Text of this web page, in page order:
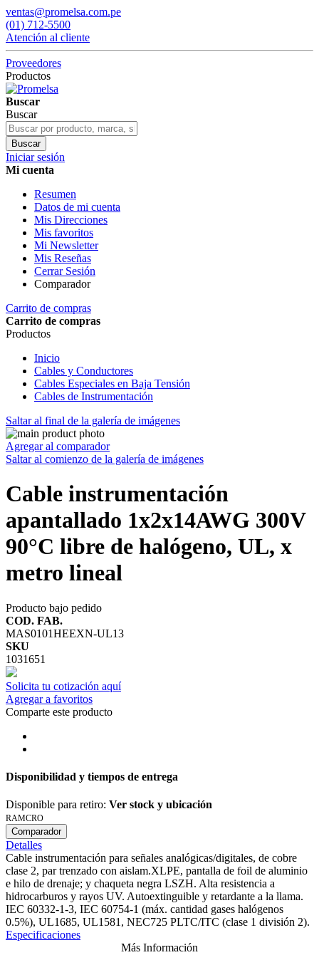
ventas@promelsa.com.pe
(01) 712-5500
Atención al cliente
Proveedores
Productos
Buscar
Buscar
Buscar
Iniciar sesión
Mi cuenta
Resumen
Datos de mi cuenta
Mis Direcciones
Mis favoritos
Mi Newsletter
Mis Reseñas
Cerrar Sesión
Comparador
Carrito de compras
Carrito de compras
Productos
Inicio
Cables y Conductores
Cables Especiales en Baja Tensión
Cables de Instrumentación
Saltar al final de la galería de imágenes
Agregar al comparador
Saltar al comienzo de la galería de imágenes
Cable instrumentación
apantallado 1x2x14AWG 300V
90°C libre de halógeno, UL, x
metro lineal
Producto bajo pedido
COD. FAB.
MAS0101HEEXN-UL13
SKU
1031651
Solicita tu cotización aquí
Agregar a favoritos
Comparte este producto
Disponibilidad y tiempos de entrega
Disponible para retiro: Ver stock y ubicación
RAMCRO
Comparador
Detalles
Cable instrumentación para señales analógicas/digitales, de cobre
clase 2, par trenzado con aislam.XLPE, pantalla de foil de aluminio
e hilo de drenaje; y chaqueta negra LSZH. Alta resistencia a
hidrocarburos y rayos UV. Autoextinguible y retardante a la llama.
IEC 60332-1-3, IEC 60754-1 (máx. cantidad gases halógenos
0.5%), UL1685, UL1581, NEC725 PLTC/ITC (clase 1 división 2).
Especificaciones
Más Información